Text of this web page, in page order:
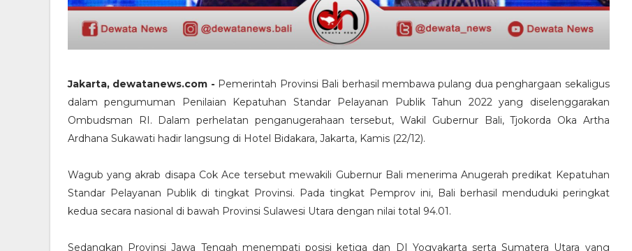
Jakarta, dewatanews.com - Pemerintah Provinsi Bali berhasil membawa pulang dua penghargaan sekaligus
dalam pengumuman Penilaian Kepatuhan Standar Pelayanan Publik Tahun 2022 yang diselenggarakan
Ombudsman RI. Dalam perhelatan penganugerahaan tersebut, Wakil Gubernur Bali, Tjokorda Oka Artha
Ardhana Sukawati hadir langsung di Hotel Bidakara, Jakarta, Kamis (22/12).
Wagub yang akrab disapa Cok Ace tersebut mewakili Gubernur Bali menerima Anugerah predikat Kepatuhan
Standar Pelayanan Publik di tingkat Provinsi. Pada tingkat Pemprov ini, Bali berhasil menduduki peringkat
kedua secara nasional di bawah Provinsi Sulawesi Utara dengan nilai total 94.01.
Sedangkan Provinsi Jawa Tengah menempati posisi ketiga dan DI Yogyakarta serta Sumatera Utara yang